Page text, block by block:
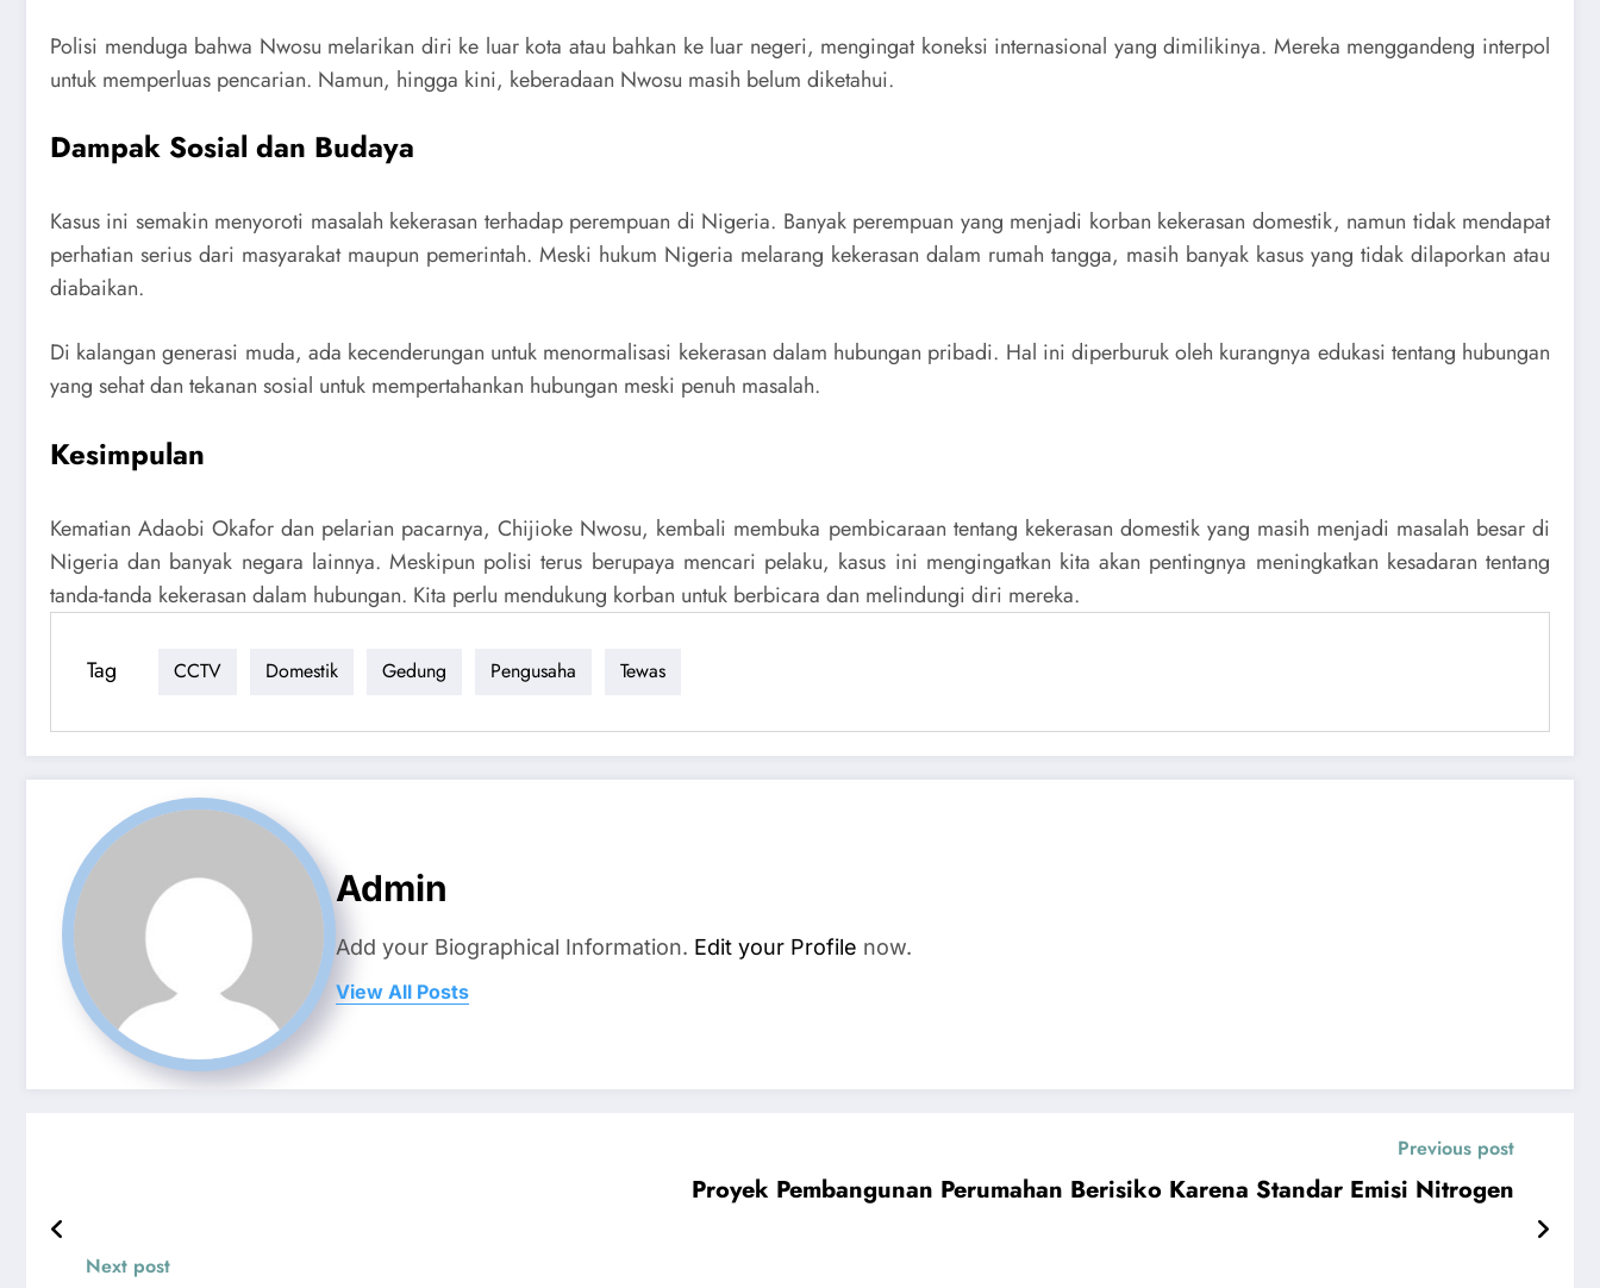
Polisi menduga bahwa Nwosu melarikan diri ke luar kota atau bahkan ke luar negeri, mengingat koneksi internasional yang dimilikinya. Mereka menggandeng interpol
untuk memperluas pencarian. Namun, hingga kini, keberadaan Nwosu masih belum diketahui.
Dampak Sosial dan Budaya
Kasus ini semakin menyoroti masalah kekerasan terhadap perempuan di Nigeria. Banyak perempuan yang menjadi korban kekerasan domestik, namun tidak mendapat
perhatian serius dari masyarakat maupun pemerintah. Meski hukum Nigeria melarang kekerasan dalam rumah tangga, masih banyak kasus yang tidak dilaporkan atau
diabaikan.
Di kalangan generasi muda, ada kecenderungan untuk menormalisasi kekerasan dalam hubungan pribadi. Hal ini diperburuk oleh kurangnya edukasi tentang hubungan
yang sehat dan tekanan sosial untuk mempertahankan hubungan meski penuh masalah.
Kesimpulan
Kematian Adaobi Okafor dan pelarian pacarnya, Chijioke Nwosu, kembali membuka pembicaraan tentang kekerasan domestik yang masih menjadi masalah besar di
Nigeria dan banyak negara lainnya. Meskipun polisi terus berupaya mencari pelaku, kasus ini mengingatkan kita akan pentingnya meningkatkan kesadaran tentang
tanda-tanda kekerasan dalam hubungan. Kita perlu mendukung korban untuk berbicara dan melindungi diri mereka.
Tag CCTV Domestik Gedung Pengusaha Tewas
Admin
Add your Biographical Information. Edit your Profile now.
View All Posts
Previous post
Proyek Pembangunan Perumahan Berisiko Karena Standar Emisi Nitrogen
Next post